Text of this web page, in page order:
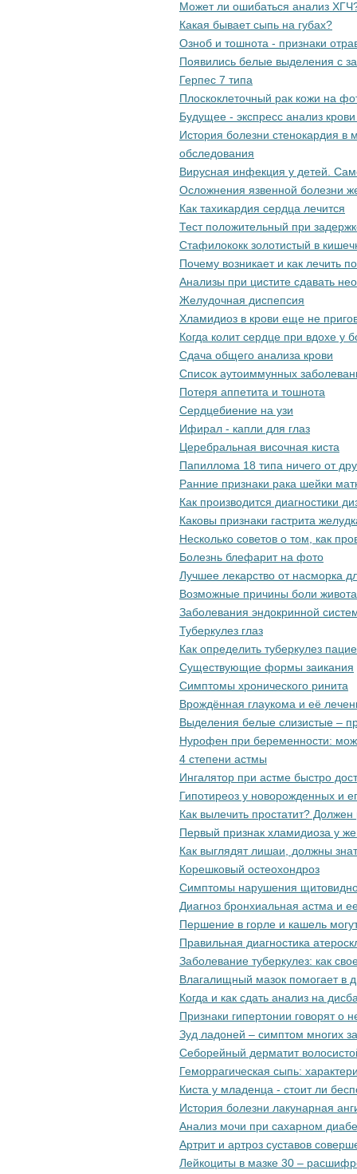
Может ли ошибаться анализ
Какая бывает сыпь на губах?
Озноб и тошнота - признаки
Появились белые выделения с
Герпес 7 типа
Плоскоклеточный рак кожи на
Будущее - экспресс анализ
История болезни стенокардия в
обследования
Вирусная инфекция у детей.
Осложнения язвенной болезни
Как тахикардия сердца лечится
Тест положительный при
Стафилококк золотистый в
Почему возникает и как лечить
Анализы при цистите сдавать
Желудочная диспепсия
Хламидиоз в крови еще не
Когда колит сердце при вдохе у
Сдача общего анализа крови
Список аутоиммунных
Потеря аппетита и тошнота
Сердцебиение на узи
Ифирал - капли для глаз
Церебральная височная киста
Папиллома 18 типа ничего от
Ранние признаки рака шейки
Как производится диагностики
Каковы признаки гастрита
Несколько советов о том, как
Болезнь блефарит на фото
Лучшее лекарство от насморка
Возможные причины боли
Заболевания эндокринной
Туберкулез глаз
Как определить туберкулез
Существующие формы заикания
Симптомы хронического ринита
Врождённая глаукома и её
Выделения белые слизистые –
Нурофен при беременности:
4 степени астмы
Ингалятор при астме быстро
Гипотиреоз у новорожденных и
Как вылечить простатит?
Первый признак хламидиоза у
Как выглядят лишаи, должны
Корешковый остеохондроз
Симптомы нарушения
Диагноз бронхиальная астма и
Першение в горле и кашель
Правильная диагностика
Заболевание туберкулез: как
Влагалищный мазок помогает в
Когда и как сдать анализ на
Признаки гипертонии говорят о
Зуд ладоней – симптом многих
Себорейный дерматит
Геморрагическая сыпь:
Киста у младенца - стоит ли
История болезни лакунарная
Анализ мочи при сахарном
Артрит и артроз суставов
Лейкоциты в мазке 30 –